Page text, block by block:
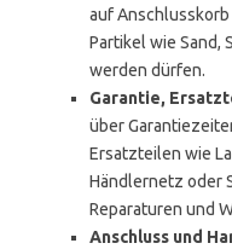
auf
Partikel wie Sand,
werden dürfen.
Garantie,
über
Ersatzteilen wie
Händlernetz oder
Reparaturen und
Anschluss und